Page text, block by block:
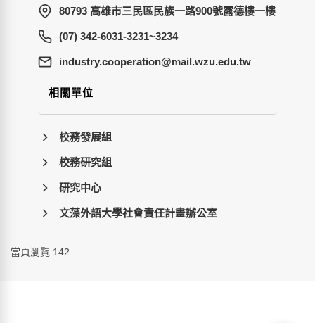
80793 高雄市三民區民族一路900號露德樓一樓
(07) 342-6031-3231~3234
wt.ude.uzw.liam@noitarepooc.yrtsudni
相關單位
校務發展組
校務研究組
研究中心
文藻外語大學社會責任計畫辦公室
當頁瀏覽:142